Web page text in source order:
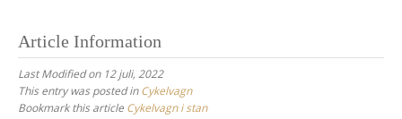
Article Information
Last Modified on 12 juli, 2022
This entry was posted inCykelvagn
Bookmark this article Cykelvagn i stan